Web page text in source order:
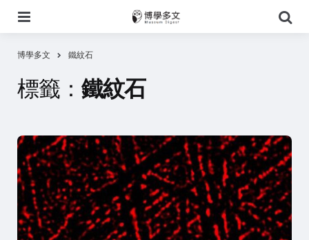
尋
博學多文 鐵紋石
標籤： 鐵紋石